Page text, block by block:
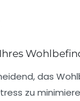
das
zu